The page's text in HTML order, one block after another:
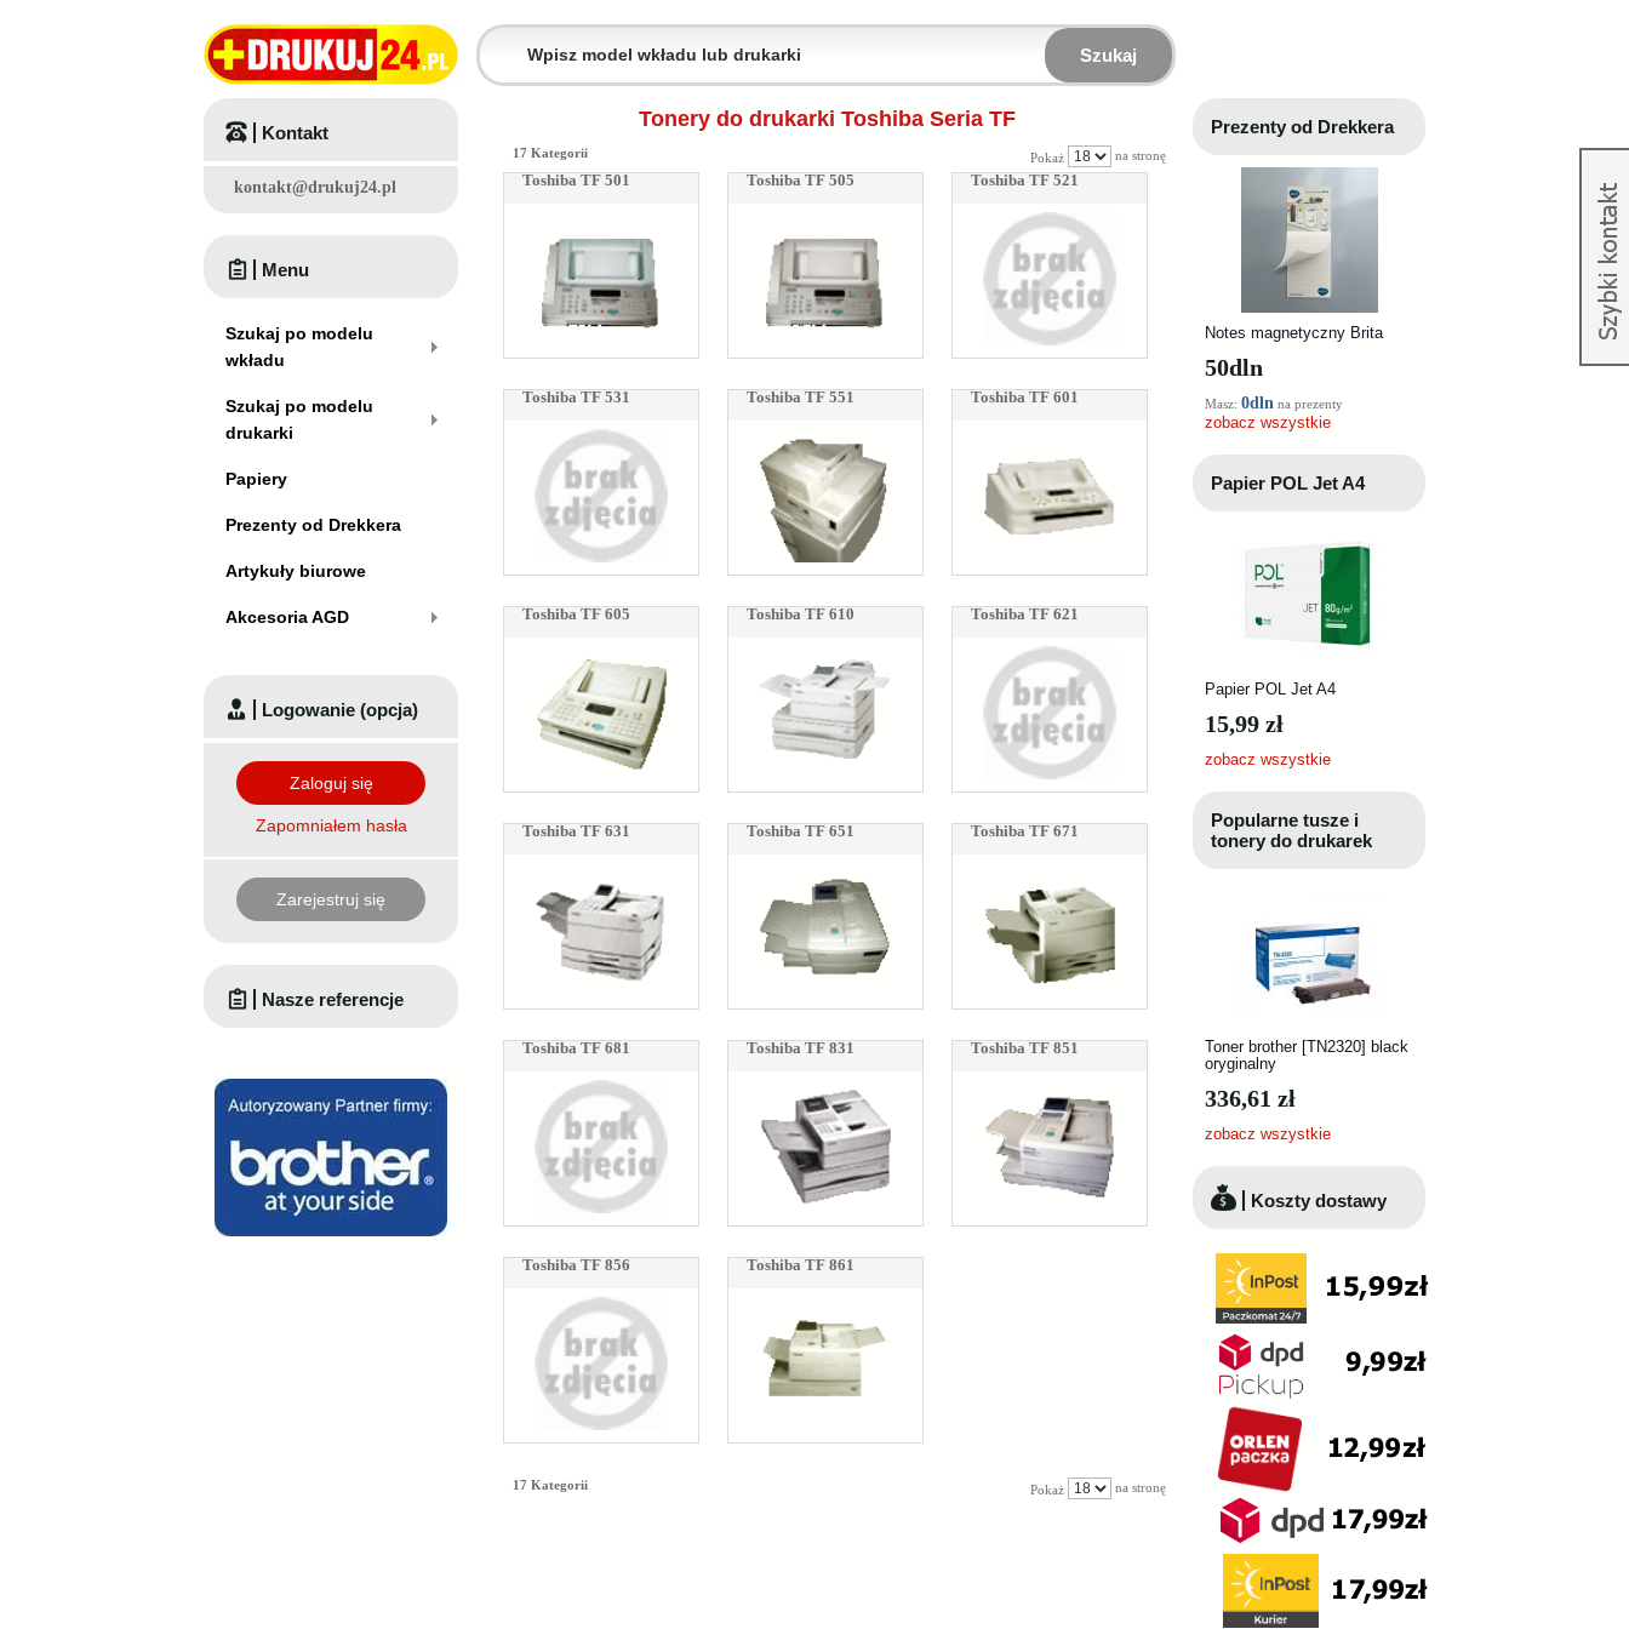
Szukaj
Tonery do drukarki Toshiba Seria TF
17 Kategorii Pokaż na stronę
Toshiba TF 501 Toshiba TF 505 Toshiba TF 521
Toshiba TF 531 Toshiba TF 551 Toshiba TF 601
Toshiba TF 605 Toshiba TF 610 Toshiba TF 621
Toshiba TF 631 Toshiba TF 651 Toshiba TF 671
Toshiba TF 681 Toshiba TF 831 Toshiba TF 851
Toshiba TF 856 Toshiba TF 861
17 Kategorii Pokaż na stronę
Kontakt
kontakt@drukuj24.pl
Menu
Szukaj po modelu
wkładu
Szukaj po modelu
drukarki
Papiery
Prezenty od Drekkera
Artykuły biurowe
Akcesoria AGD
Logowanie (opcja)
Zaloguj się
Zapomniałem hasła
Zarejestruj się
Nasze referencje
Prezenty od Drekkera
Notes magnetyczny Brita
50dln
Masz: 0dln na prezenty
zobacz wszystkie
Papier POL Jet A4
Papier POL Jet A4
15,99 zł
zobacz wszystkie
Popularne tusze i
tonery do drukarek
Toner brother [TN2320] black
oryginalny
336,61 zł
zobacz wszystkie
Koszty dostawy